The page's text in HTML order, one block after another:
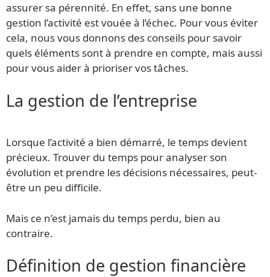
assurer sa pérennité. En effet, sans une bonne
gestion l’activité est vouée à l’échec. Pour vous éviter
cela, nous vous donnons des conseils pour savoir
quels éléments sont à prendre en compte, mais aussi
pour vous aider à prioriser vos tâches.
La gestion de l’entreprise
Lorsque l’activité a bien démarré, le temps devient
précieux. Trouver du temps pour analyser son
évolution et prendre les décisions nécessaires, peut-
être un peu difficile.
Mais ce n’est jamais du temps perdu, bien au
contraire.
Définition de gestion financière